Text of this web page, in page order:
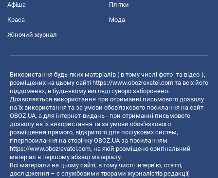
Афіша Плітки
Краса Мода
Жіночий журнал
Використання будь-яких матеріалів ( в тому числі фото- та відео-),
розміщених на цьому сайті https://www.obozrevatel.com та всіх його
піддоменах, в будь-якому вигляді суворо заборонено.
Дозволяється використання при отриманні письмового дозволу
на їх використання та за умови обов'язкового посилання на сайт
OBOZ.UA, а для інтернет-видань - при отриманні письмового
дозволу на їх використання та за умови обов'язкового
розміщення прямого, відкритого для пошукових систем,
гіперпосилання на сторінку OBOZ.UA за посиланням
https://www.obozrevatel.com, на якій розміщено оригінальний
матеріал в першому абзаці матеріалу.
Всі матеріали на цьому сайті, в тому числі інтерв’ю, статті,
дослідження – є службовими творами журналістів редакції,